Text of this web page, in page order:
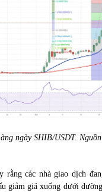
ngày SHIB/USDT.
rằng các nhà giao dịch
giảm giá xuống dưới